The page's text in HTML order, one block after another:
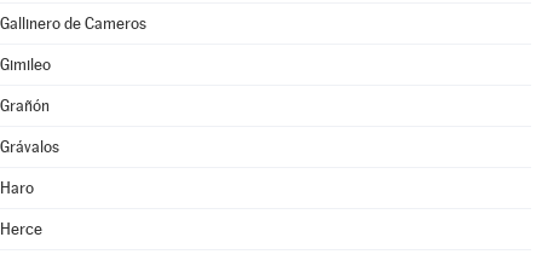
Gallinero de Cameros
Gimileo
Grañón
Grávalos
Haro
Herce